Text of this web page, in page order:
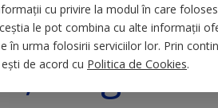
Surubelnite si clesti
lungime
cu privire la modul în care
le pot combina cu alte informații
în urma folosirii serviciilor lor. Prin
de acord cu Politica de Cookies.